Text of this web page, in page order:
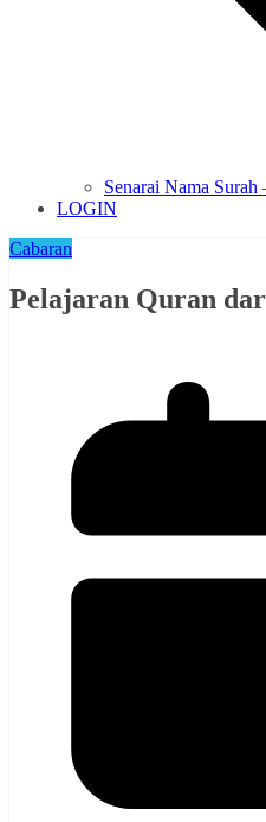
Senarai Nama Surah
LOGIN
Cabaran
Pelajaran Quran